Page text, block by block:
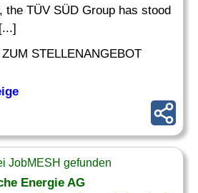
the TÜV SÜD Group has stood
STELLENANGEBOT
JobMESH gefunden
Energie AG